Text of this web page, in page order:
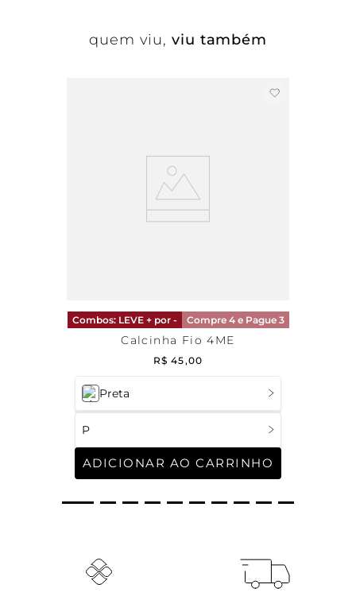
quem viu, viu também
Preta
P
ADICIONAR AO CARRINHO
Combos: LEVE + por - Compre 4 e Pague 3
Calcinha Fio 4ME
R$ 45,00